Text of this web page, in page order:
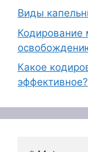
Виды
Какое
эффективное?